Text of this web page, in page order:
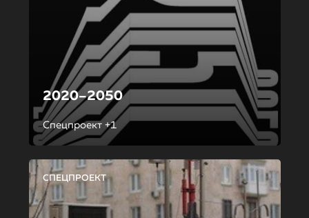
2020–2050
Спецпроект +1
СПЕЦПРОЕКТ